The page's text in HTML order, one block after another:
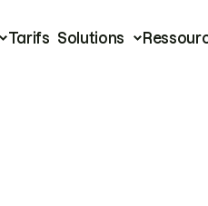
Tarifs Solutions